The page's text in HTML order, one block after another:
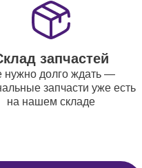
запчастей
нужно долго ждать —
запчасти уже есть
на нашем складе